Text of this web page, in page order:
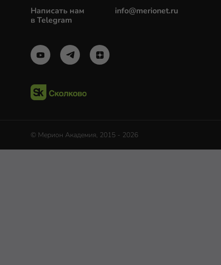
Написать нам
в Telegram
info@merionet.ru
© Мерион Академия, 2015 - 2026